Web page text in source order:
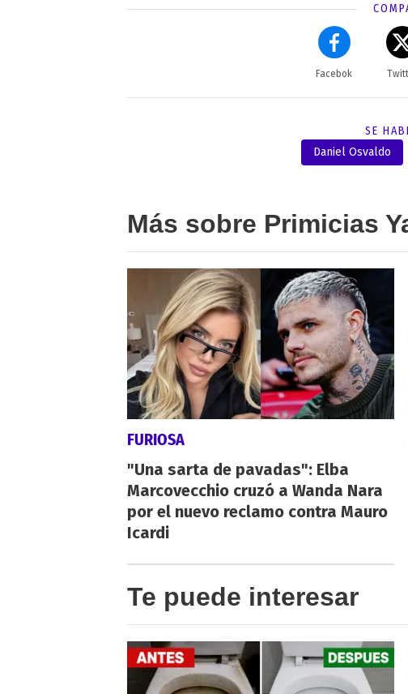
Facebok
SE
Daniel Osvaldo
Más sobre Primicias
FURIOSA
"Una sarta de pavadas": Elba
Marcovecchio cruzó a Wanda Nara
por el nuevo reclamo contra Mauro
Icardi
Te puede interesar